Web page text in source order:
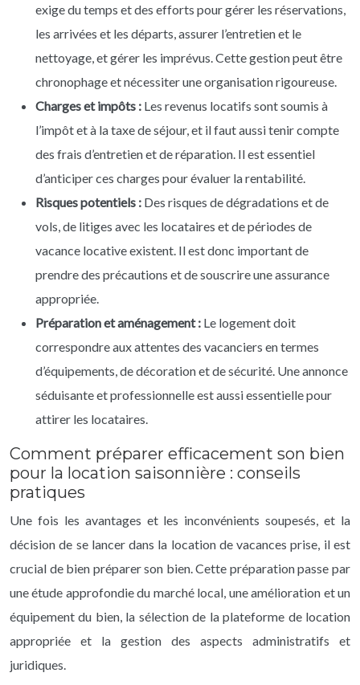
exige du temps et des efforts pour gérer les réservations,
les arrivées et les départs, assurer l’entretien et le
nettoyage, et gérer les imprévus. Cette gestion peut être
chronophage et nécessiter une organisation rigoureuse.
Charges et impôts : Les revenus locatifs sont soumis à
l’impôt et à la taxe de séjour, et il faut aussi tenir compte
des frais d’entretien et de réparation. Il est essentiel
d’anticiper ces charges pour évaluer la rentabilité.
Risques potentiels : Des risques de dégradations et de
vols, de litiges avec les locataires et de périodes de
vacance locative existent. Il est donc important de
prendre des précautions et de souscrire une assurance
appropriée.
Préparation et aménagement : Le logement doit
correspondre aux attentes des vacanciers en termes
d’équipements, de décoration et de sécurité. Une annonce
séduisante et professionnelle est aussi essentielle pour
attirer les locataires.
Comment préparer efficacement son bien
pour la location saisonnière : conseils
pratiques
Une fois les avantages et les inconvénients soupesés, et la
décision de se lancer dans la location de vacances prise, il est
crucial de bien préparer son bien. Cette préparation passe par
une étude approfondie du marché local, une amélioration et un
équipement du bien, la sélection de la plateforme de location
appropriée et la gestion des aspects administratifs et
juridiques.